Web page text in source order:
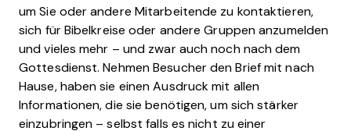
um Sie oder andere Mitarbeitende zu kontaktieren,
sich für Bibelkreise oder andere Gruppen anzumelden
und vieles mehr – und zwar auch noch nach dem
Gottesdienst. Nehmen Besucher den Brief mit nach
Hause, haben sie einen Ausdruck mit allen
Informationen, die sie benötigen, um sich stärker
einzubringen – selbst falls es nicht zu einer